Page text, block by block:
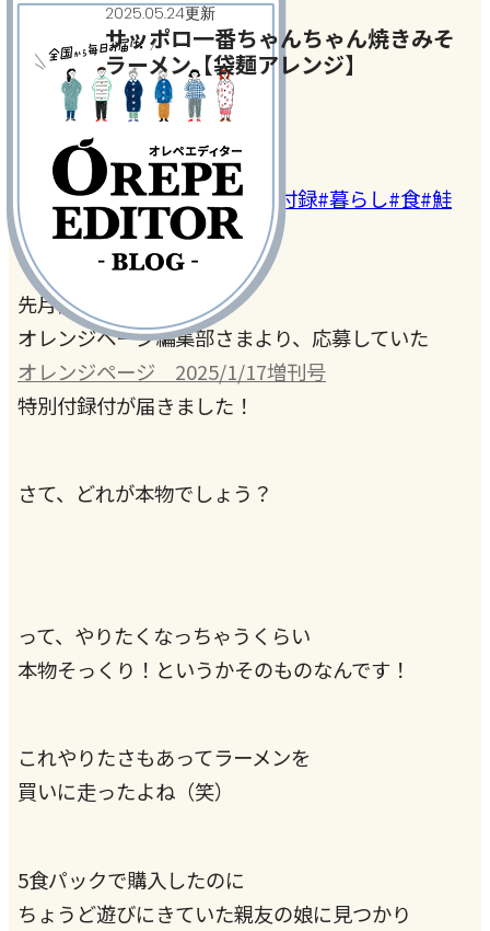
2025.05.24更新
サッポロ一番ちゃんちゃん焼きみそ
ラーメン【袋麺アレンジ】
今月のテーマ
#ご当地グルメ#サッポロ一番付録#暮らし#食#鮭
先月帰省する直前に、
オレンジページ編集部さまより、応募していた
オレンジページ 2025/1/17増刊号
特別付録付が届きました！
さて、どれが本物でしょう？
って、やりたくなっちゃうくらい
本物そっくり！というかそのものなんです！
これやりたさもあってラーメンを
買いに走ったよね（笑）
5食パックで購入したのに
ちょうど遊びにきていた親友の娘に見つかり